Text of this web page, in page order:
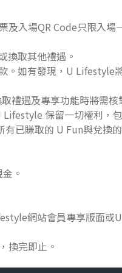
及入場QR Code只限入場
換取其他禮遇。
。如有發現，U Lifestyle
禮遇及專享功能時將需核
保留一切權利，
已賺取的 U Fun與兌換的
。
網站會員專享版面或
換完即止。